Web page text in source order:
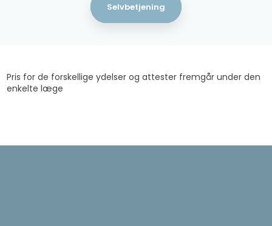
Selvbetjening
Pris for de forskellige ydelser og attester fremgår under den
enkelte læge